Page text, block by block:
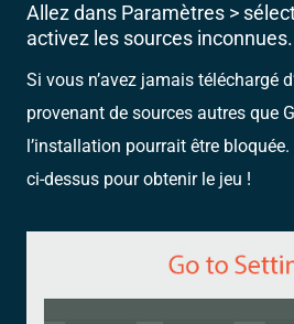
Allez dans Paramètres >
activez les sources inconnues.
Si vous n’avez jamais téléchargé
provenant de sources autres que
l’installation pourrait être
ci-dessus pour obtenir le jeu !